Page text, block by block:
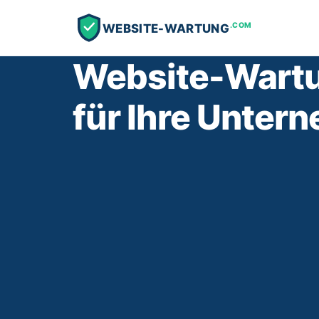
WEBSITE-WARTUNG.COM
Website-
für Ihre